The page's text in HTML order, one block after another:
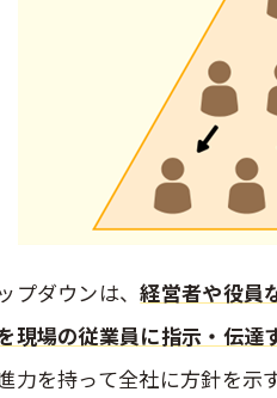
プダウンは、経営者や役員
現場の従業員に指示・伝達
力を持って全社に方針を示